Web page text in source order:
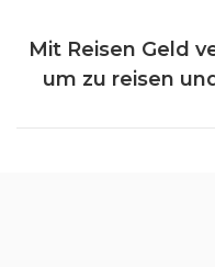
Mit Reisen Geld
um zu reisen